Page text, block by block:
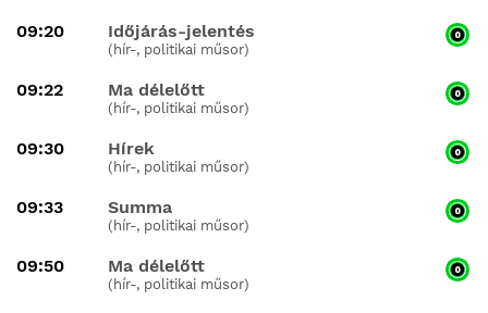
09:20 Időjárás-jelentés
(hír-, politikai műsor)
09:22 Ma délelőtt
(hír-, politikai műsor)
09:30 Hírek
(hír-, politikai műsor)
09:33 Summa
(hír-, politikai műsor)
09:50 Ma délelőtt
(hír-, politikai műsor)